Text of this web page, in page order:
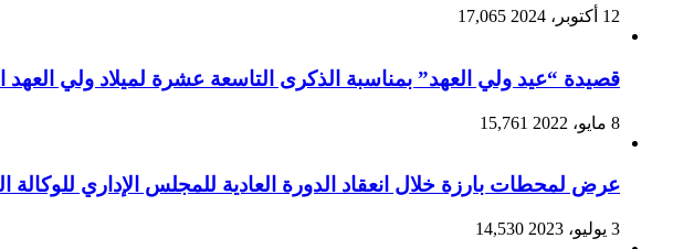
12 أكتوبر، 2024 17,065
قصيدة “عيد ولي العهد” بمناسبة الذكرى التاسعة عشرة لميلاد ولي العهد
8 مايو، 2022 15,761
عرض لمحطات بارزة خلال انعقاد الدورة العادية للمجلس الإداري للوكالة
3 يوليو، 2023 14,530